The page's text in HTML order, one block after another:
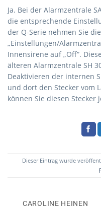
Ja. Bei der Alarmzentrale
die entsprechende
der Q-Serie nehmen Sie
„Einstellungen/
Innensirene auf „Off“.
älteren Alarmzentrale SH
Deaktivieren der internen
und dort den Stecker vom
können Sie diesen
Dieser Eintrag wurde
CAROLINE HEINEN